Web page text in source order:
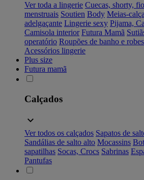
Ver toda a lingerie Cuecas, shorty,
menstruais Soutien Body Meias-
adelgaçante Lingerie sexy Pijama,
Camisola interior Futura Mamã
operatório Roupões de banho e robes
Acessórios lingerie
Plus size
Futura mamã
Calçados
Ver todos os calçados Sapatos de
Sandálias de salto alto Mocassins
sapatilhas Socas, Crocs Sabrinas
Pantufas